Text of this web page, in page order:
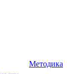
Методика